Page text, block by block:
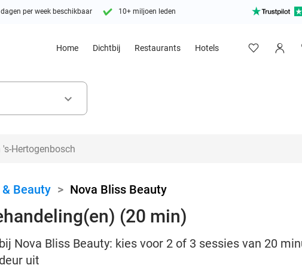
per week beschikbaar 10+ miljoen leden
Home Dichtbij Restaurants Hotels
keyboard_arrow_down
Beauty > Nova Bliss Beauty
(20 min)
Nova Bliss Beauty: kies voor 2 of 3 sessies van 20
uit